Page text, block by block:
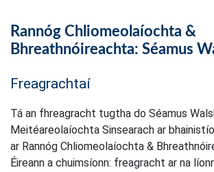
Rannóg Chliomeolaíochta &
Bhreathnóireachta: Séamus
Freagrachtaí
Tá an fhreagracht tugtha do Séamus
Meitéareolaíochta Sinsearach ar
ar Rannóg Chliomeolaíochta &
Éireann a chuimsíonn: freagracht ar na